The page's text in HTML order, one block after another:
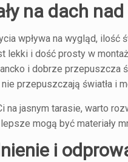
na dach
wpływa na wygląd, ilość
lekki i dość prosty w
i dobrze przepuszcza
nie przepuszczają światła i
na jasnym tarasie, warto
mogą być materiały
i